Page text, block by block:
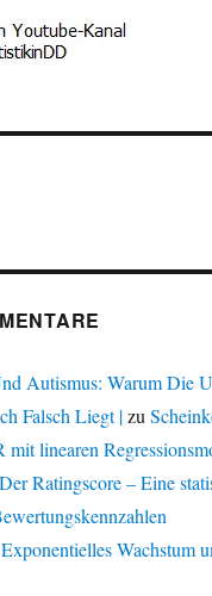
Autismus: Warum Die
Falsch Liegt |zu
mit linearen
Der Ratingscore – Eine
Exponentielles Wachstum